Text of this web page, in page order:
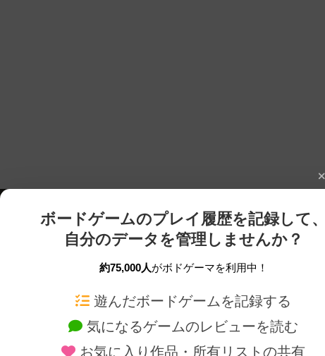
ボードゲームのプレイ履歴を記録して、
自分のデータを管理しませんか？
約75,000人がボドゲーマを利用中！
遊んだボードゲームを記録する
気になるゲームのレビューを読む
お気に入り作品・所有リストの共有
ボードゲームを検索する 新作・再入荷情報